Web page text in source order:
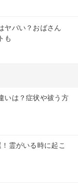
ヤバい？おばさん
も
いは？症状や祓う方
霊がいる時に起こ